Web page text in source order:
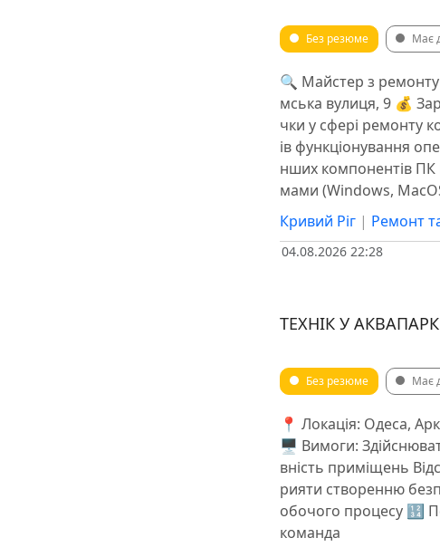
Без резюме Має
🔍 Майстер з ремонту
мська вулиця, 9 💰
чки у сфері ремонту
ів функціонування
нших компонентів ПК
мами (Windows,
Кривий Ріг | Ремонт
04.08.2026 22:28
ТЕХНІК У
Без резюме Має
📍 Локація: Одеса,
🖥 Вимоги:
вність приміщень
рияти створенню
обочого процесу 🔢
команда